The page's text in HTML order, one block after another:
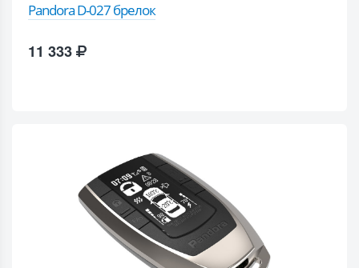
Pandora D-027 брелок
11 333